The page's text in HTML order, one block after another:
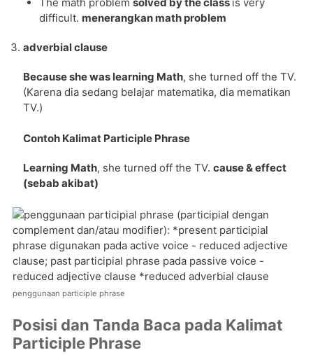
difficult. menerangkan math problem
adverbial clause
Because she was learning Math, she turned off the TV.
(Karena dia sedang belajar matematika, dia mematikan
TV.)
Contoh Kalimat Participle Phrase
Learning Math, she turned off the TV. cause & effect
(sebab akibat)
penggunaan participle phrase
Posisi dan Tanda Baca pada Kalimat
Participle Phrase